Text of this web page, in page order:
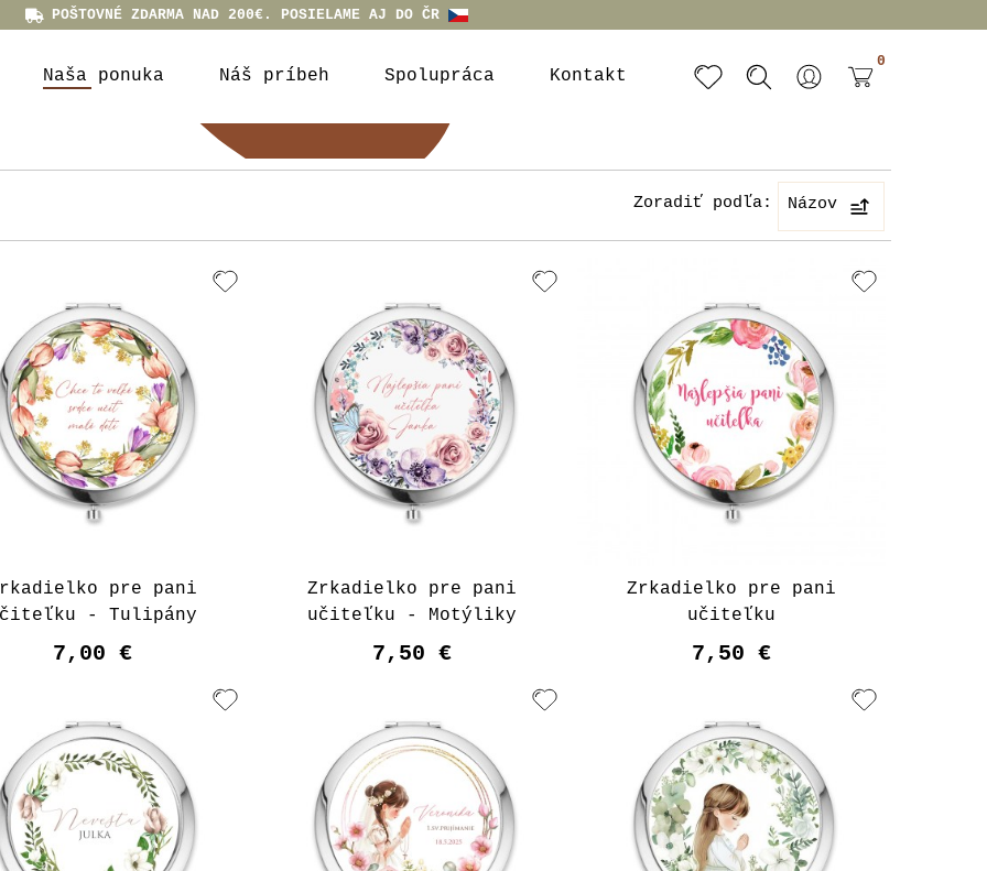
POŠTOVNÉ ZDARMA NAD 200€. POSIELAME AJ DO ČR
Naša ponuka Náš príbeh Spolupráca Kontakt
0
Zoradiť podľa: Názov
pre pani
- Tulipány
7,00 €
Zrkadielko pre pani
učiteľku - Motýliky
7,50 €
Zrkadielko pre pani
učiteľku
7,50 €